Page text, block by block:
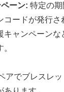
ーン: 特定の
コードが発行
キャンペーン
アでブレスレ